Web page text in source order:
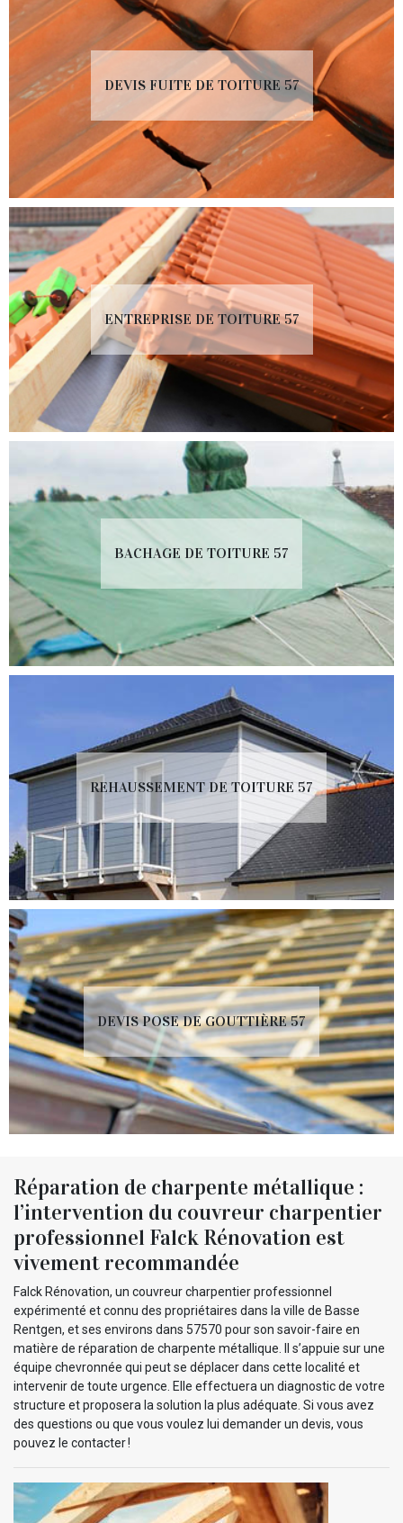
DEVIS FUITE DE TOITURE 57
ENTREPRISE DE TOITURE 57
BACHAGE DE TOITURE 57
REHAUSSEMENT DE TOITURE 57
DEVIS POSE DE GOUTTIÈRE 57
Réparation de charpente métallique :
l’intervention du couvreur charpentier
professionnel Falck Rénovation est
vivement recommandée
Falck Rénovation, un couvreur charpentier professionnel
expérimenté et connu des propriétaires dans la ville de Basse
Rentgen, et ses environs dans 57570 pour son savoir-faire en
matière de réparation de charpente métallique. Il s’appuie sur une
équipe chevronnée qui peut se déplacer dans cette localité et
intervenir de toute urgence. Elle effectuera un diagnostic de votre
structure et proposera la solution la plus adéquate. Si vous avez
des questions ou que vous voulez lui demander un devis, vous
pouvez le contacter !